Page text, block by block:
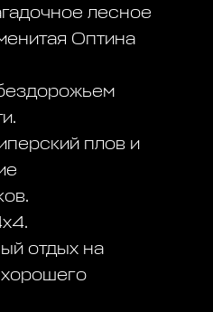
лесное
Оптина
плов и
отдых на